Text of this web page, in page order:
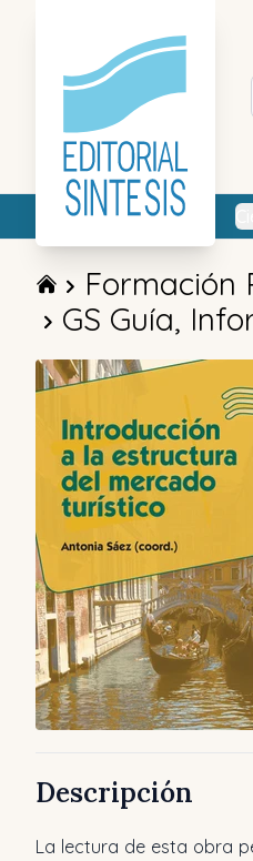
Formación
GS Guía,
Descripción
La lectura de esta obra